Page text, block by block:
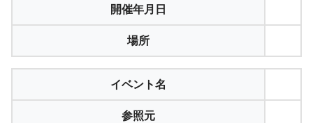
開催年月日
場所
イベント名
参照元